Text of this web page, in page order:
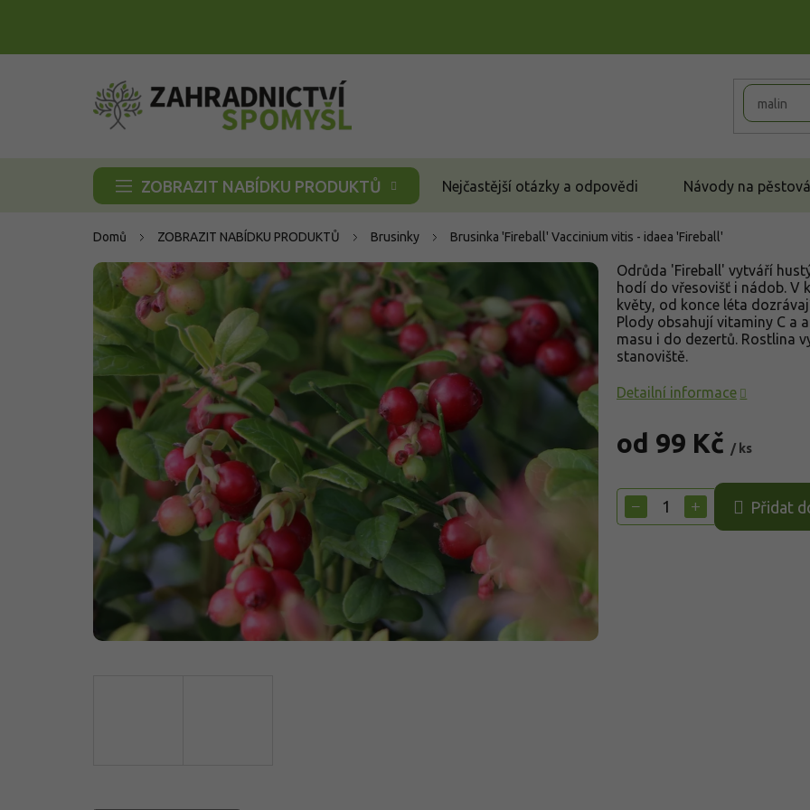
ZOBRAZIT NABÍDKU PRODUKTŮ Nejčastější otázky a odpovědi Návody na
Domů ZOBRAZIT NABÍDKU PRODUKTŮ Brusinky Brusinka 'Fireball' Vaccinium vitis - idaea 'Fireball'
od 99 Kč / ks
cena:
+
− Přidat
Odrůda 'Fireball' vytváří
hodí do vřesovišť i nádob. V
květy, od konce léta
Plody obsahují vitaminy C a
masu i do dezertů. Rostlina
stanoviště.
Detailní informace